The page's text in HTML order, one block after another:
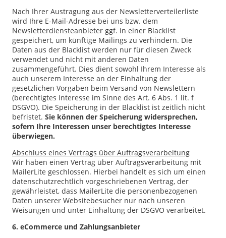
Nach Ihrer Austragung aus der Newsletterverteilerliste
wird Ihre E-Mail-Adresse bei uns bzw. dem
Newsletterdiensteanbieter ggf. in einer Blacklist
gespeichert, um künftige Mailings zu verhindern. Die
Daten aus der Blacklist werden nur für diesen Zweck
verwendet und nicht mit anderen Daten
zusammengeführt. Dies dient sowohl Ihrem Interesse als
auch unserem Interesse an der Einhaltung der
gesetzlichen Vorgaben beim Versand von Newslettern
(berechtigtes Interesse im Sinne des Art. 6 Abs. 1 lit. f
DSGVO). Die Speicherung in der Blacklist ist zeitlich nicht
befristet. Sie können der Speicherung widersprechen,
sofern Ihre Interessen unser berechtigtes Interesse
überwiegen.
Abschluss eines Vertrags über Auftragsverarbeitung
Wir haben einen Vertrag über Auftragsverarbeitung mit
MailerLite geschlossen. Hierbei handelt es sich um einen
datenschutzrechtlich vorgeschriebenen Vertrag, der
gewährleistet, dass MailerLite die personenbezogenen
Daten unserer Websitebesucher nur nach unseren
Weisungen und unter Einhaltung der DSGVO verarbeitet.
6. eCommerce und Zahlungs­anbieter